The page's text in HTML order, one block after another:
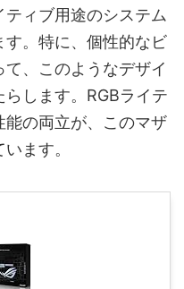
ィブ用途のシステム
す。特に、個性的なビ
、このようなデザイ
します。RGBライテ
能の両立が、このマザ
ます。